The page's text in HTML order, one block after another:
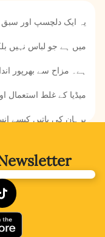
یہ ایک دلچسپ اور سبق
میں ہے جو لباس نہیں
ہے۔ مزاح سے بھرپور
میڈیا کے غلط استعمال
برہان کی باتیں کیسے